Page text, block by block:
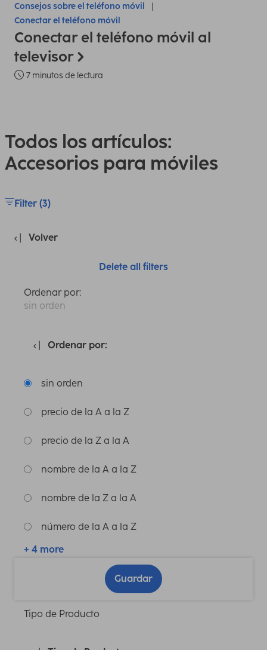
Consejos sobre el teléfono móvil
Conectar el teléfono móvil
Conectar el teléfono móvil al
televisor
7 minutos de lectura
Todos los artículos:
Accesorios para móviles
Filter (3)
Volver
Delete all filters
Ordenar por:
sin orden
Ordenar por:
sin orden
precio de la A a la Z
precio de la Z a la A
nombre de la A a la Z
nombre de la Z a la A
número de la A a la Z
+ 4 more
Guardar
Tipo de Producto